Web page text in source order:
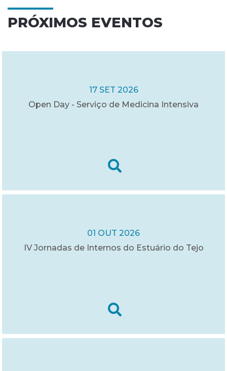
PRÓXIMOS EVENTOS
17 SET 2026
Open Day - Serviço de Medicina Intensiva
01 OUT 2026
IV Jornadas de Internos do Estuário do Tejo